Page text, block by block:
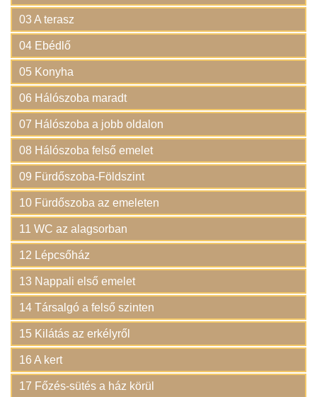
03 A terasz
04 Ebédlő
05 Konyha
06 Hálószoba maradt
07 Hálószoba a jobb oldalon
08 Hálószoba felső emelet
09 Fürdőszoba-Földszint
10 Fürdőszoba az emeleten
11 WC az alagsorban
12 Lépcsőház
13 Nappali első emelet
14 Társalgó a felső szinten
15 Kilátás az erkélyről
16 A kert
17 Főzés-sütés a ház körül